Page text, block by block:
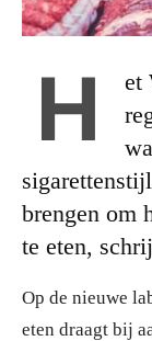
H
et
brengen om
te eten,
Op de nieuwe
eten draagt bij